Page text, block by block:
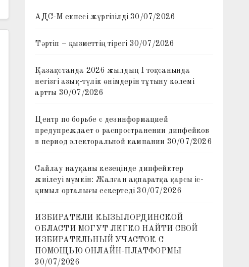
АДС-М екпесі жүргізілді 30/07/2026
Тәртіп – қызметтің тірегі 30/07/2026
Қазақстанда 2026 жылдың I тоқсанында
негізгі азық-түлік өнімдерін тұтыну көлемі
артты 30/07/2026
Центр по борьбе с дезинформацией
предупреждает о распространении дипфейков
в период электоральной кампании 30/07/2026
Сайлау науқаны кезеңінде дипфейктер
жиілеуі мүмкін: Жалған ақпаратқа қарсы іс-
қимыл орталығы ескертеді 30/07/2026
ИЗБИРАТЕЛИ КЫЗЫЛОРДИНСКОЙ
ОБЛАСТИ МОГУТ ЛЕГКО НАЙТИ СВОЙ
ИЗБИРАТЕЛЬНЫЙ УЧАСТОК С
ПОМОЩЬЮ ОНЛАЙН-ПЛАТФОРМЫ
30/07/2026